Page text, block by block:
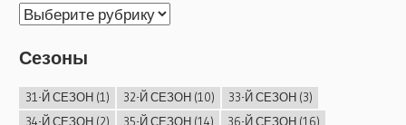
АРХИВ
Сезоны
31-Й СЕЗОН(1) 32-Й СЕЗОН(10) 33-Й СЕЗОН(3)
34-Й СЕЗОН(2) 35-Й СЕЗОН(14) 36-Й СЕЗОН(16)